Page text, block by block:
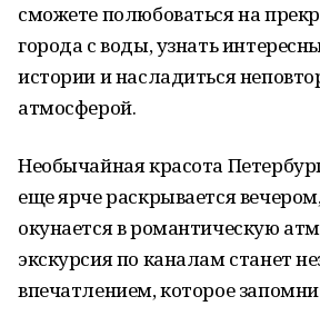
сможете полюбоваться на
города с воды, узнать
истории и насладиться
атмосферой.
Необычайная красота
еще ярче раскрывается
окунается в романтическую
экскурсия по каналам станет
впечатлением, которое